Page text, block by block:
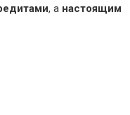
, а настоящим